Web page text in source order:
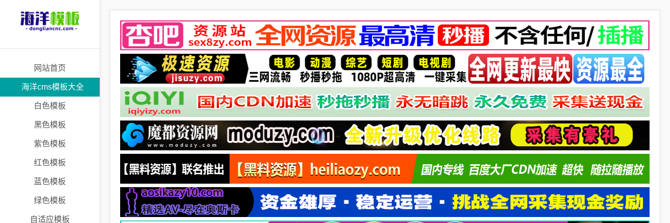
网站首页
海洋cms模板大全
白色模板
黑色模板
紫色模板
红色模板
蓝色模板
绿色模板
自适应模板